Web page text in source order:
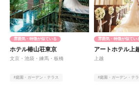
雰囲気・特徴が似ている
ホテル椿山荘東京
文京・池袋・練馬・板橋
#庭園・ガーデン・テラス
雰囲気・特徴が似てい
アートホテル上
上越
#庭園・ガーデン・テ